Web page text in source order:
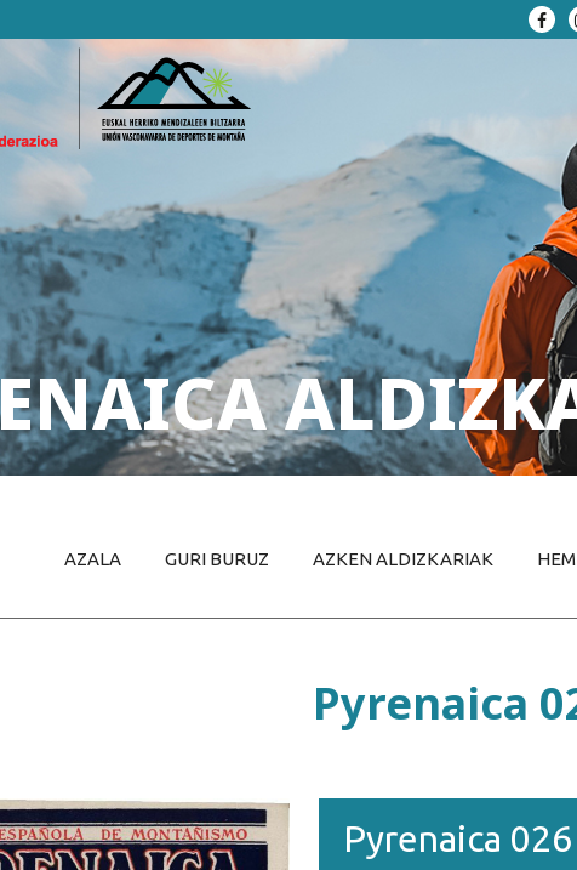
AZALA GURI BURUZ AZKEN ALDIZKARIAK
Pyrenaica
Pyrenaica 026